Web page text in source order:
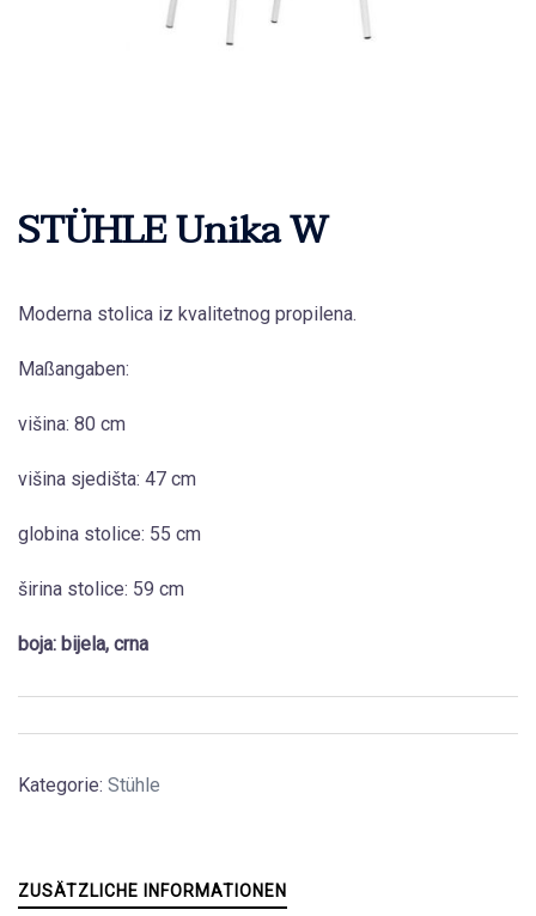
STÜHLE Unika W
Moderna stolica iz kvalitetnog propilena.
Maßangaben:
višina: 80 cm
višina sjedišta: 47 cm
globina stolice: 55 cm
širina stolice: 59 cm
boja: bijela, crna
Kategorie: Stühle
ZUSÄTZLICHE INFORMATIONEN